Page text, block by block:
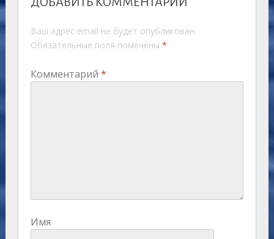
Ваш адрес email не будет опубликован.
Обязательные поля помечены *
Комментарий *
Имя